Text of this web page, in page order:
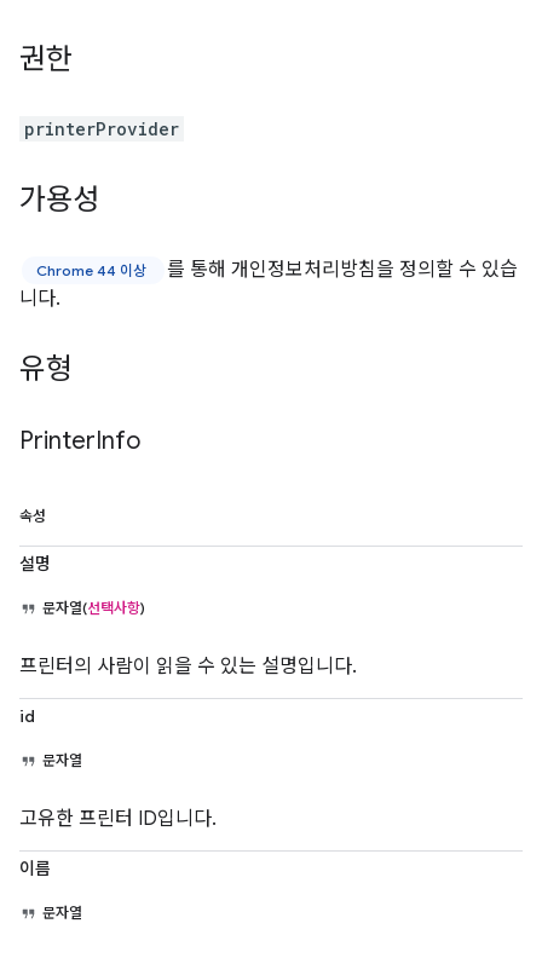
권한
printerProvider
가용성
Chrome 44 이상
를 통해 개인정보처리방침을 정의할 수 있습
니다.
유형
PrinterInfo
속성
설명
문자열(선택사항)
프린터의 사람이 읽을 수 있는 설명입니다.
id
문자열
고유한 프린터 ID입니다.
이름
문자열